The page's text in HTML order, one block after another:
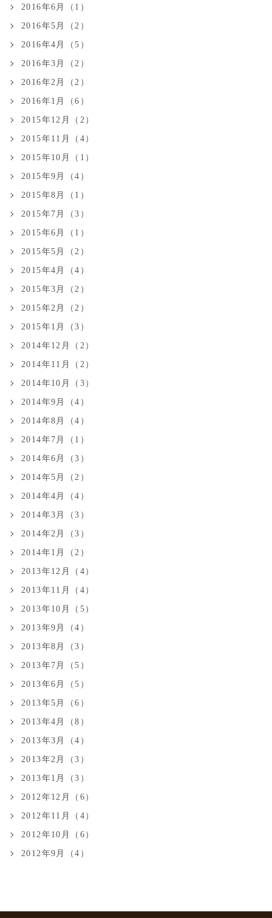
2016年6月（1）
2016年5月（2）
2016年4月（5）
2016年3月（2）
2016年2月（2）
2016年1月（6）
2015年12月（2）
2015年11月（4）
2015年10月（1）
2015年9月（4）
2015年8月（1）
2015年7月（3）
2015年6月（1）
2015年5月（2）
2015年4月（4）
2015年3月（2）
2015年2月（2）
2015年1月（3）
2014年12月（2）
2014年11月（2）
2014年10月（3）
2014年9月（4）
2014年8月（4）
2014年7月（1）
2014年6月（3）
2014年5月（2）
2014年4月（4）
2014年3月（3）
2014年2月（3）
2014年1月（2）
2013年12月（4）
2013年11月（4）
2013年10月（5）
2013年9月（4）
2013年8月（3）
2013年7月（5）
2013年6月（5）
2013年5月（6）
2013年4月（8）
2013年3月（4）
2013年2月（3）
2013年1月（3）
2012年12月（6）
2012年11月（4）
2012年10月（6）
2012年9月（4）